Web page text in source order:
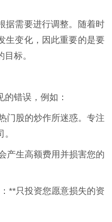
据需要进行调整。随着时
生变化，因此重要的是要
标。
错误，例如：
门股的炒作所迷惑。专注
产生高额费用并损害您的
**只投资您愿意损失的资